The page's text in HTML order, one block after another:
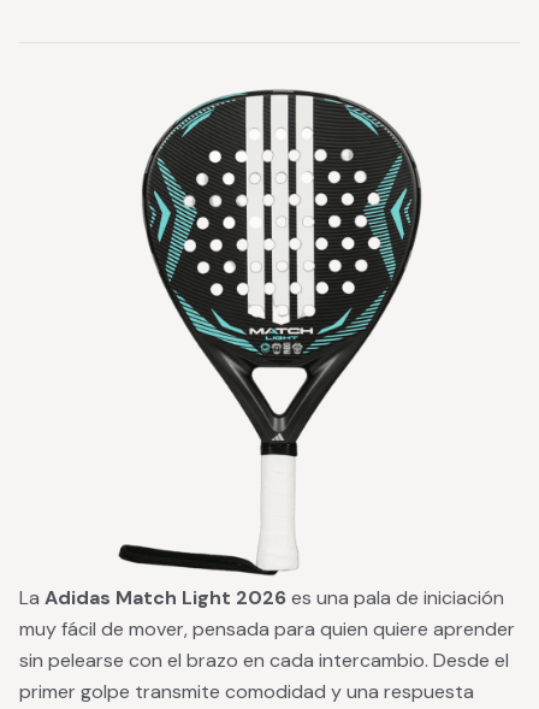
La Adidas Match Light 2026es una pala de iniciación
muy fácil de mover, pensada para quien quiere aprender
sin pelearse con el brazo en cada intercambio. Desde el
primer golpe transmite comodidad y una respuesta